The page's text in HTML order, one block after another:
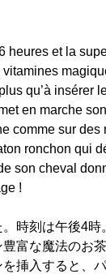
heures et la
qu’à insérer
en marche
comme sur des
ronchon qui
son cheval
!
時刻は午後4
富な魔法のお
挿入すると、